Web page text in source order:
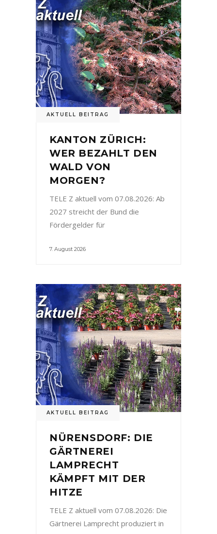
AKTUELL BEITRAG
KANTON ZÜRICH:
WER BEZAHLT DEN
WALD VON
MORGEN?
TELE Z aktuell vom 07.08.2026: Ab
2027 streicht der Bund die
Fördergelder für
7. August 2026
AKTUELL BEITRAG
NÜRENSDORF: DIE
GÄRTNEREI
LAMPRECHT
KÄMPFT MIT DER
HITZE
TELE Z aktuell vom 07.08.2026: Die
Gärtnerei Lamprecht produziert in